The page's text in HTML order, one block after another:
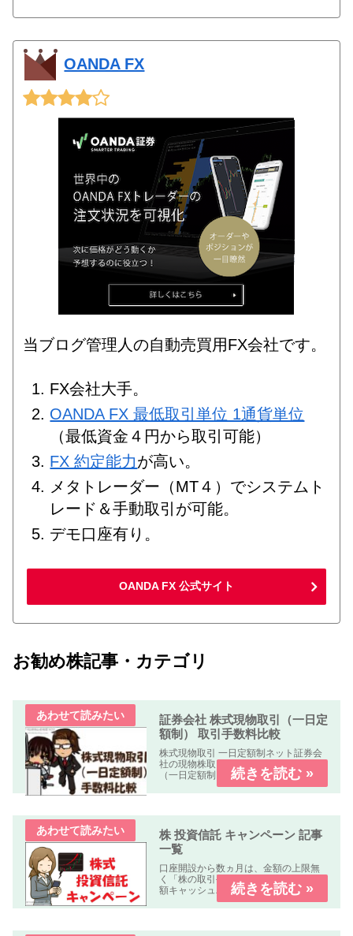
OANDA FX
当ブログ管理人の自動売買用FX会社です。
FX会社大手。
OANDA FX 最低取引単位 1通貨単位
（最低資金４円から取引可能）
FX 約定能力が高い。
メタトレーダー（MT４）でシステムト
レード＆手動取引が可能。
デモ口座有り。
OANDA FX 公式サイト
お勧め株記事・カテゴリ
証券会社 株式現物取引（一日定
額制） 取引手数料比較
株式現物取引 一日定額制ネット証券会
社の現物株取引の「株式手数料比較表
（一日定額制）」を作成しました。何
れの業者も「パソコン、スマートフォ
株 投資信託 キャンペーン 記事
一覧
口座開設から数ヵ月は、金額の上限無
く「株の取引手数料が無料」又は「全
額キャッシュバック」のキャンペーン
中心に掲載しています。